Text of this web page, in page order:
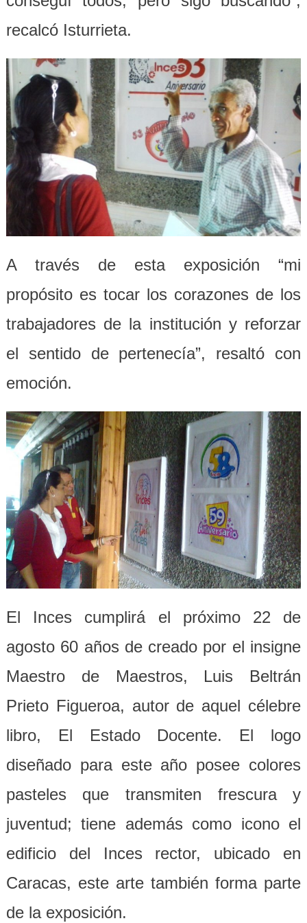
recalcó Isturrieta.
A través de esta exposición “mi
propósito es tocar los corazones de los
trabajadores de la institución y reforzar
el sentido de pertenecía”, resaltó con
emoción.
El Inces cumplirá el próximo 22 de
agosto 60 años de creado por el insigne
Maestro de Maestros, Luis Beltrán
Prieto Figueroa, autor de aquel célebre
libro, El Estado Docente. El logo
diseñado para este año posee colores
pasteles que transmiten frescura y
juventud; tiene además como icono el
edificio del Inces rector, ubicado en
Caracas, este arte también forma parte
de la exposición.